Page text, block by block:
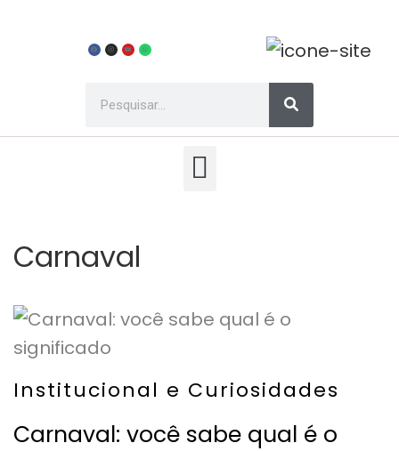
Carnaval
Institucional e Curiosidades
Carnaval: você sabe qual é o